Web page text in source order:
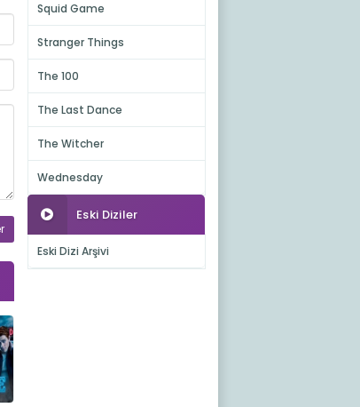
Squid Game
Stranger Things
The 100
The Last Dance
The Witcher
Wednesday
Eski Diziler
Eski Dizi Arşivi